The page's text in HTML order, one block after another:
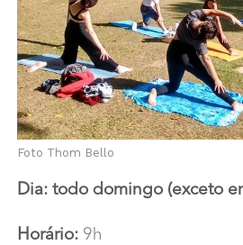
Foto Thom Bello
Dia: todo domingo (exceto
Horário: 9h